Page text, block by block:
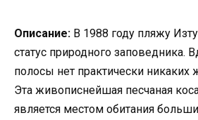
Описание: В 1988 году пляжу
статус природного заповедника.
полосы нет практически никаких
Эта живописнейшая песчаная
является местом обитания